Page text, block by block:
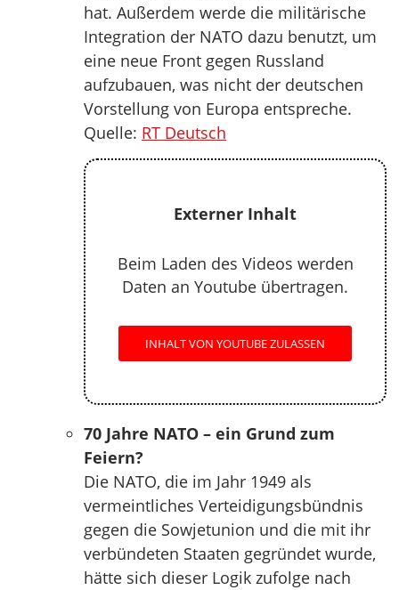
hat. Außerdem werde die militärische
Integration der NATO dazu benutzt, um
eine neue Front gegen Russland
aufzubauen, was nicht der deutschen
Vorstellung von Europa entspreche.
Quelle: RT Deutsch
Externer Inhalt
Beim Laden des Videos werden
Daten an Youtube übertragen.
INHALT VON YOUTUBE ZULASSEN
70 Jahre NATO – ein Grund zum
Feiern?
Die NATO, die im Jahr 1949 als
vermeintliches Verteidigungsbündnis
gegen die Sowjetunion und die mit ihr
verbündeten Staaten gegründet wurde,
hätte sich dieser Logik zufolge nach